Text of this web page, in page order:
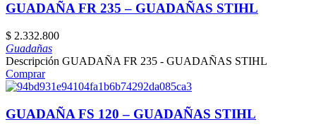
GUADAÑA FR 235 – GUADAÑAS STIHL
$ 2.332.800
Guadañas
Descripción GUADAÑA FR 235 - GUADAÑAS STIHL
Comprar
GUADAÑA FS 120 – GUADAÑAS STIHL